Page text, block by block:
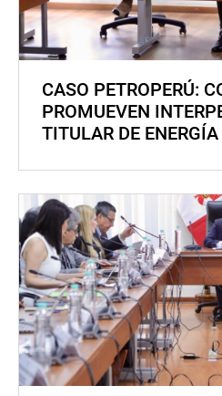
CASO PETROPERÚ:
PROMUEVEN
TITULAR DE